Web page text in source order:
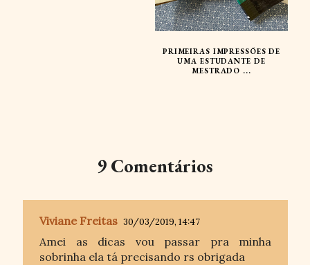
PRIMEIRAS IMPRESSÕES DE
UMA ESTUDANTE DE
MESTRADO ...
9 Comentários
Viviane Freitas 30/03/2019, 14:47
Amei as dicas vou passar pra minha
sobrinha ela tá precisando rs obrigada